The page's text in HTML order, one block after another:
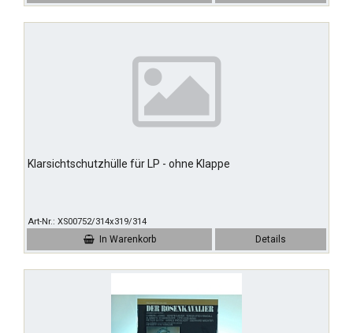
Klarsichtschutzhülle für LP - ohne Klappe
Art-Nr. XS00752/314x319/314
In Warenkorb Details